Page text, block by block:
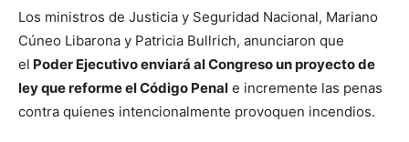
Los ministros de Justicia y Seguridad Nacional, Mariano
Cúneo Libarona y Patricia Bullrich, anunciaron que
el Poder Ejecutivo enviará al Congreso un proyecto de
ley que reforme el Código Penal e incremente las penas
contra quienes intencionalmente provoquen incendios.